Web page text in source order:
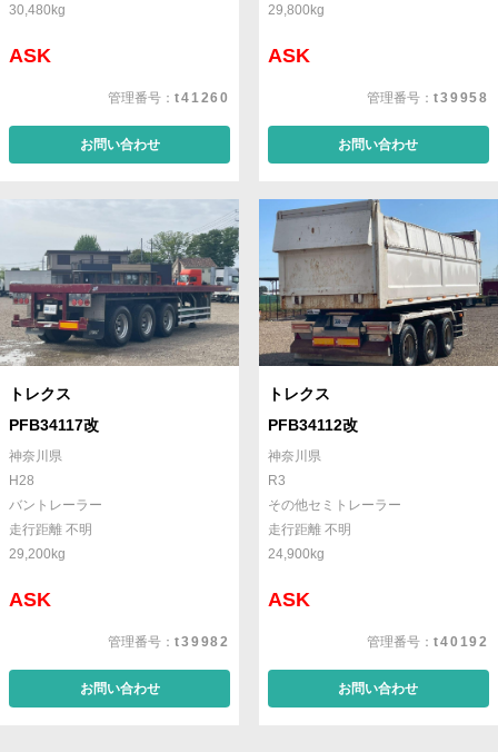
30,480kg
ASK
管理番号：t41260
お問い合わせ
29,800kg
ASK
管理番号：t39958
お問い合わせ
トレクス
PFB34117改
神奈川県
H28
バントレーラー
走行距離 不明
29,200kg
ASK
管理番号：t39982
お問い合わせ
トレクス
PFB34112改
神奈川県
R3
その他セミトレーラー
走行距離 不明
24,900kg
ASK
管理番号：t40192
お問い合わせ